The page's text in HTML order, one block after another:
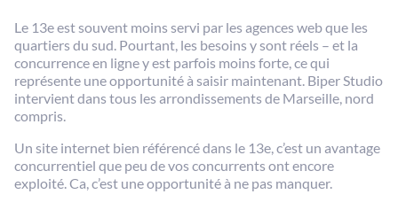
Le 13e est souvent moins servi par les agences web que les
quartiers du sud. Pourtant, les besoins y sont réels – et la
concurrence en ligne y est parfois moins forte, ce qui
représente une opportunité à saisir maintenant. Biper Studio
intervient dans tous les arrondissements de Marseille, nord
compris.
Un site internet bien référencé dans le 13e, c’est un avantage
concurrentiel que peu de vos concurrents ont encore
exploité. Ca, c’est une opportunité à ne pas manquer.